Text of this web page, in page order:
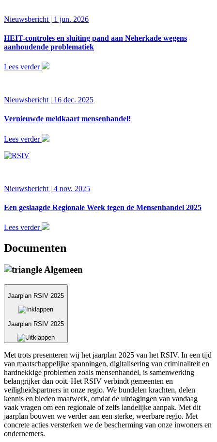
Nieuwsbericht | 1 jun. 2026
HEIT-controles en sluiting pand aan Neherkade wegens
aanhoudende problematiek
Lees verder
Nieuwsbericht | 16 dec. 2025
Vernieuwde meldkaart mensenhandel!
Lees verder
Nieuwsbericht | 4 nov. 2025
Een geslaagde Regionale Week tegen de Mensenhandel 2025
Lees verder
Documenten
Algemeen
Jaarplan RSIV 2025
Jaarplan RSIV 2025
Met trots presenteren wij het jaarplan 2025 van het RSIV. In een tijd
van maatschappelijke spanningen, digitalisering van criminaliteit en
hardnekkige problemen zoals mensenhandel, is samenwerking
belangrijker dan ooit. Het RSIV verbindt gemeenten en
veiligheidspartners in onze regio. We bundelen krachten, delen
kennis en bieden maatwerk, omdat de uitdagingen van vandaag
vaak vragen om een regionale of zelfs landelijke aanpak. Met dit
jaarplan bouwen we verder aan een sterke, weerbare regio. Met
concrete acties versterken we de bescherming van onze inwoners en
ondernemers.